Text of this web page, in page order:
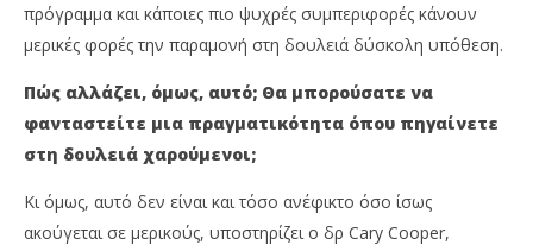
NOW VIEWING
Είστε κακόκεφοι στη δουλειά; 7 tips για καλύτερη
διάθεση
24
2024
Χρύσα
Πράντζαλου
πρόγραμμα και κάποιες πιο ψυχρές συμπεριφορές κάνουν
μερικές φορές την παραμονή στη δουλειά δύσκολη υπόθεση.
Πώς αλλάζει, όμως, αυτό; Θα μπορούσατε να
φανταστείτε μια πραγματικότητα όπου πηγαίνετε
στη δουλειά χαρούμενοι;
Κι όμως, αυτό δεν είναι και τόσο ανέφικτο όσο ίσως
ακούγεται σε μερικούς, υποστηρίζει ο δρ Cary Cooper,